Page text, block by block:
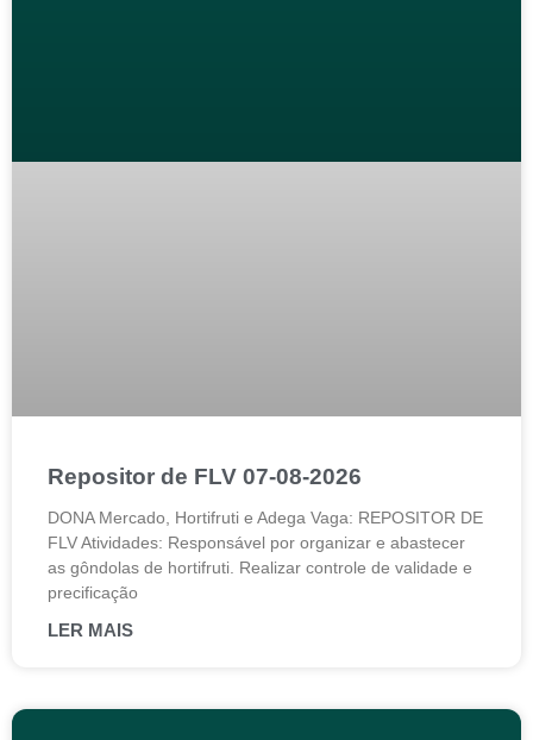
Repositor de FLV 07-08-2026
DONA Mercado, Hortifruti e Adega Vaga: REPOSITOR DE
FLV Atividades: Responsável por organizar e abastecer
as gôndolas de hortifruti. Realizar controle de validade e
precificação
LER MAIS